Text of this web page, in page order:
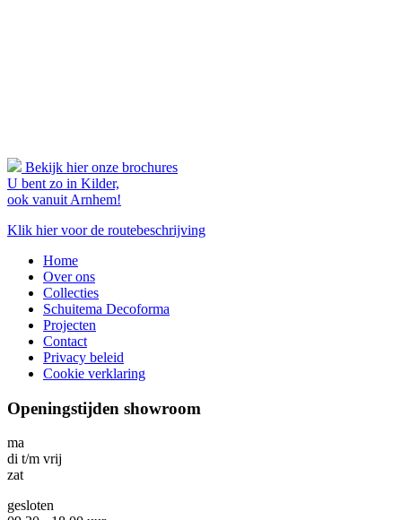
Bekijk hier onze brochures
U bent zo in Kilder,
ook vanuit Arnhem!
Klik hier voor de routebeschrijving
Home
Over ons
Collecties
Schuitema Decoforma
Projecten
Contact
Privacy beleid
Cookie verklaring
Openingstijden showroom
ma
di t/m vrij
zat
gesloten